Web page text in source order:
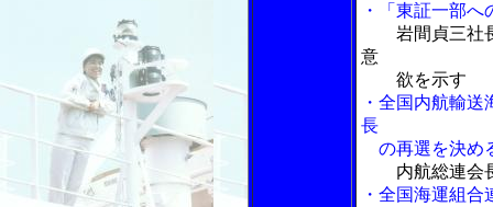
・「東証一部
岩間貞三社
意
欲を示す
・全国内航輸
長
の再選を決め
内航総連会
・全国海運組